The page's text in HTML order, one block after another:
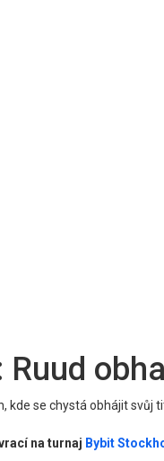
Ruud
se chystá obhájit svůj
na turnaj Bybit